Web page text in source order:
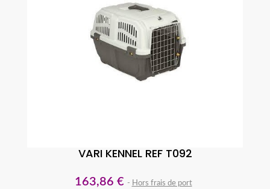
VARI KENNEL REF T092
163,86 € Hors frais de port